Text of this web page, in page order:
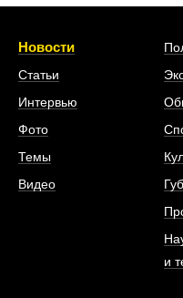
Новости
Статьи
Интервью
Фото
Темы
Видео
и